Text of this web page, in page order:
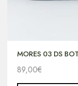
MORES 03 DS
89,00€